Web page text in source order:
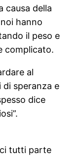
causa della
hanno
il peso e
complicato.
al
speranza e
dice
tutti parte